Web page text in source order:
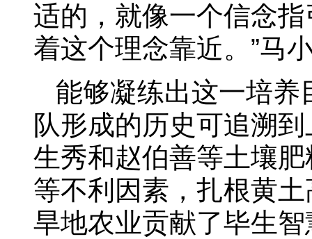
适的，就像一个信念
着这个理念靠近。”马
能够凝练出这一培
队形成的历史可追溯
生秀和赵伯善等土壤
等不利因素，扎根黄
旱地农业贡献了毕生